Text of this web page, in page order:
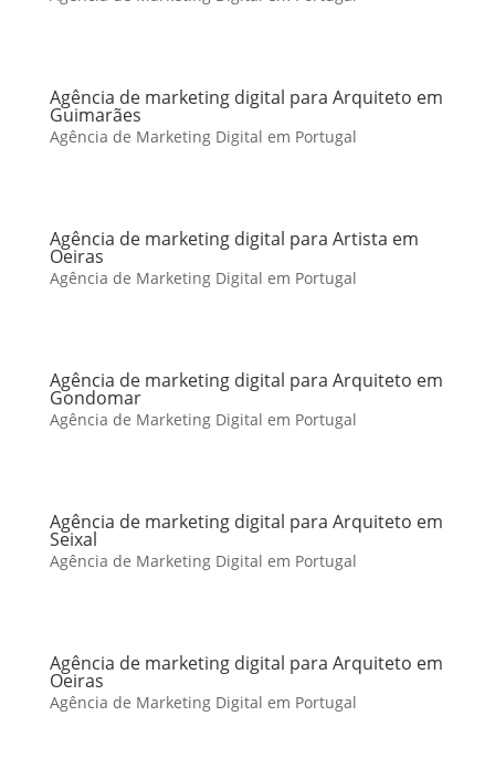
Agência de marketing digital para Arquiteto em
Guimarães
Agência de Marketing Digital em Portugal
Agência de marketing digital para Artista em
Oeiras
Agência de Marketing Digital em Portugal
Agência de marketing digital para Arquiteto em
Gondomar
Agência de Marketing Digital em Portugal
Agência de marketing digital para Arquiteto em
Seixal
Agência de Marketing Digital em Portugal
Agência de marketing digital para Arquiteto em
Oeiras
Agência de Marketing Digital em Portugal